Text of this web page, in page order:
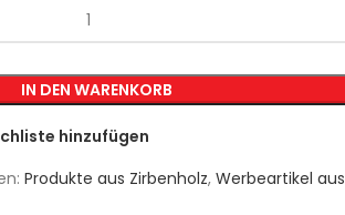
IN DEN WARENKORB
hinzufügen
Produkte aus Zirbenholz, Werbeartikel aus